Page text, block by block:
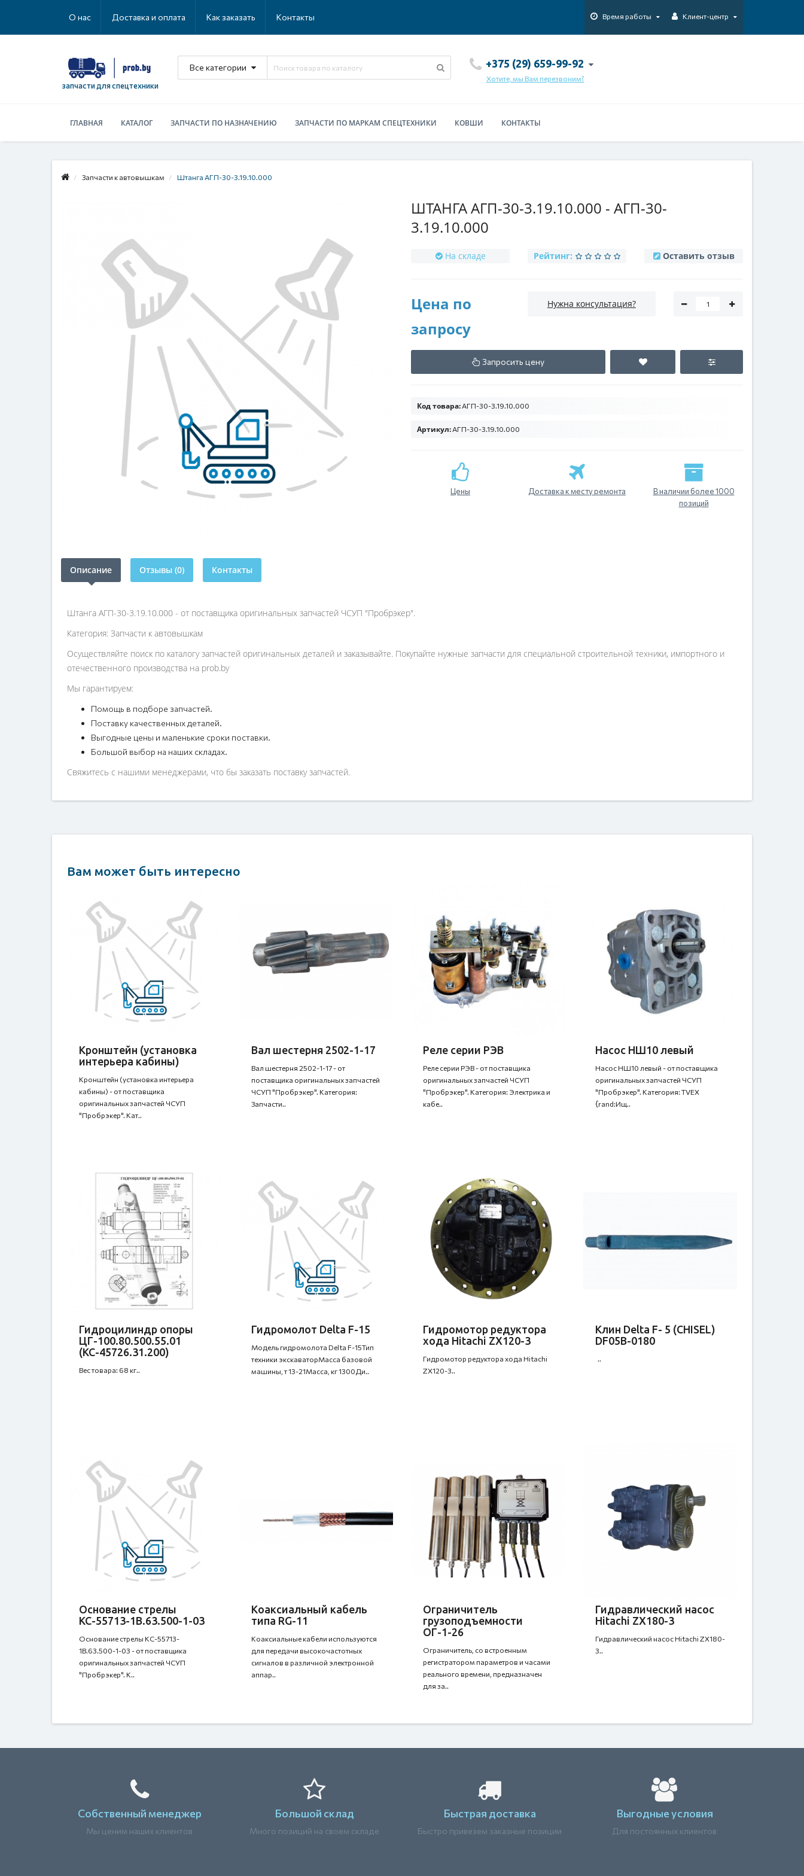
О нас Доставка и оплата Как заказать Контакты Время работы Клиент-центр
запчасти для спецтехники
Все категории +375 (29) 659-99-92
Хотите, мы Вам перезвоним?
ГЛАВНАЯ КАТАЛОГ ЗАПЧАСТИ ПО НАЗНАЧЕНИЮ ЗАПЧАСТИ ПО МАРКАМ СПЕЦТЕХНИКИ КОВШИ КОНТАКТЫ
Запчасти к автовышкам Штанга АГП-30-3.19.10.000
ШТАНГА АГП-30-3.19.10.000 - АГП-30-
3.19.10.000
На складе Рейтинг: Оставить отзыв
Цена по
запросу
Нужна консультация?
Запросить цену
Код товара: АГП-30-3.19.10.000
Артикул: АГП-30-3.19.10.000
Цены Доставка к месту ремонта
В наличии более 1000
позиций
Описание Отзывы (0) Контакты
Штанга АГП-30-3.19.10.000 - от поставщика оригинальных запчастей ЧСУП "Пробрэкер".
Категория: Запчасти к автовышкам
Осуществляйте поиск по каталогу запчастей оригинальных деталей и заказывайте. Покупайте нужные запчасти для специальной строительной техники, импортного и
отечественного производства на prob.by
Мы гарантируем:
Помощь в подборе запчастей.
Поставку качественных деталей.
Выгодные цены и маленькие сроки поставки.
Большой выбор на наших складах.
Свяжитесь с нашими менеджерами, что бы заказать поставку запчастей.
Вам может быть интересно
Кронштейн (установка
интерьера кабины)
Кронштейн (установка интерьера
кабины) - от поставщика
оригинальных запчастей ЧСУП
"Пробрэкер". Кат..
Вал шестерня 2502-1-17
Вал шестерня 2502-1-17 - от
поставщика оригинальных запчастей
ЧСУП "Пробрэкер". Категория:
Запчасти..
Реле серии РЭВ
Реле серии РЭВ - от поставщика
оригинальных запчастей ЧСУП
"Пробрэкер". Категория: Электрика и
кабе..
Насос НШ10 левый
Насос НШ10 левый - от поставщика
оригинальных запчастей ЧСУП
"Пробрэкер". Категория: TVEX
{rand:Ищ..
Гидроцилиндр опоры
ЦГ-100.80.500.55.01
(КС-45726.31.200)
Вес товара: 68 кг..
Гидромолот Delta F-15
Модель гидромолота Delta F-15Тип
техники экскаваторМасса базовой
машины, т 13-21Масса, кг 1300Ди..
Гидромотор редуктора
хода Hitachi ZX120-3
Гидромотор редуктора хода Hitachi
ZX120-3..
Клин Delta F- 5 (CHISEL)
DF05B-0180
..
Основание стрелы
КС-55713-1В.63.500-1-03
Основание стрелы КС-55713-
1В.63.500-1-03 - от поставщика
оригинальных запчастей ЧСУП
"Пробрэкер". К..
Коаксиальный кабель
типа RG-11
Коаксиальные кабели используются
для передачи высокочастотных
сигналов в различной электронной
аппар..
Ограничитель
грузоподъемности
ОГ-1-26
Ограничитель, со встроенным
регистратором параметров и часами
реального времени, предназначен
для за..
Гидравлический насос
Hitachi ZX180-3
Гидравлический насос Hitachi ZX180-
3..
Собственный менеджер
Мы ценим наших клиентов
Большой склад
Много позиций на своем складе
Быстрая доставка
Быстро привезем заказные позиции
Выгодные условия
Для постоянных клиентов